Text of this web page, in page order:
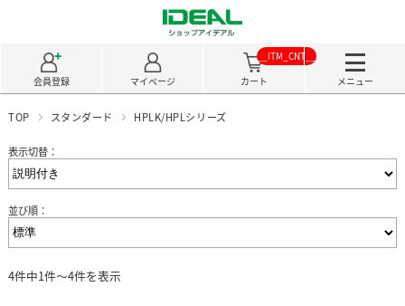
会員登録 マイページ カート
__ITM_CNT__
メニュー
TOP スタンダード HPLK/HPLシリーズ
表示切替：
並び順：
4件中1件～4件を表示